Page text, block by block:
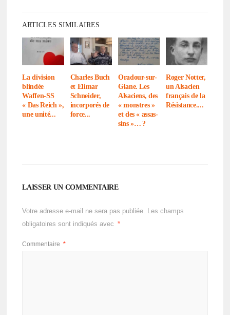
ARTICLES SIMILAIRES
La divi­sion
blin­dée
Waffen-SS
« Das Reich »,
une unité...
Charles Buch
et Elimar
Schnei­der,
incor­po­rés de
force...
Oradour-sur-
Glane. Les
Alsa­ciens, des
« monstres »
et des « assas­
sins »… ?
Roger Notter,
un Alsa­cien
français de la
Résis­tance....
LAISSER UN COMMENTAIRE
Votre adresse e-mail ne sera pas publiée. Les champs
obligatoires sont indiqués avec
*
Commentaire *